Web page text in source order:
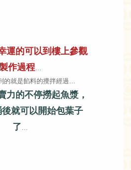
運的可以到樓上參觀
作過程…
的就是餡料的攪拌經過…
力的不停撈起魚漿，
就可以開始包葉子
了 …